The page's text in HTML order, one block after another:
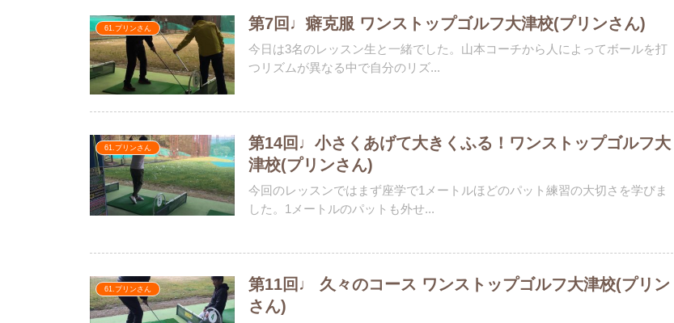
61.プリンさん 第7回♩癖克服 ワンストップゴルフ大津校(プリンさん)
今日は3名のレッスン生と一緒でした。山本コーチから人によってボールを打
つリズムが異なる中で自分のリズ...
61.プリンさん
第14回♩小さくあげて大きくふる！ワンストップゴルフ大
津校(プリンさん)
今回のレッスンではまず座学で1メートルほどのパット練習の大切さを学びま
した。1メートルのパットも外せ...
61.プリンさん
第11回♩ 久々のコース ワンストップゴルフ大津校(プリン
さん)